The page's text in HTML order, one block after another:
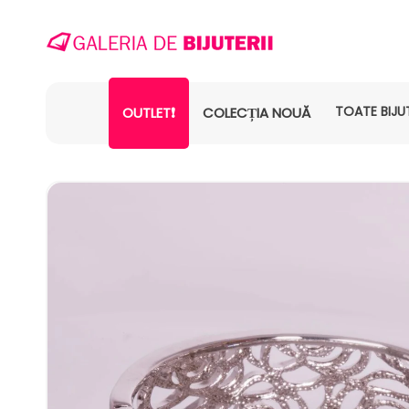
OUTLET❗ COLECȚIA NOUĂ TOATE